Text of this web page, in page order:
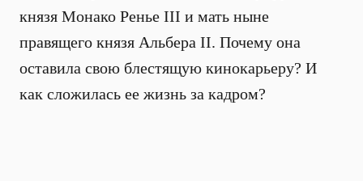
князя Монако Ренье III и мать ныне
правящего князя Альбера II. Почему она
оставила свою блестящую кинокарьеру? И
как сложилась ее жизнь за кадром?